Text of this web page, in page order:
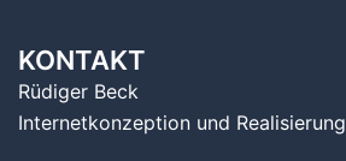
KONTAKT
Rüdiger Beck
Internetkonzeption und Realisierung